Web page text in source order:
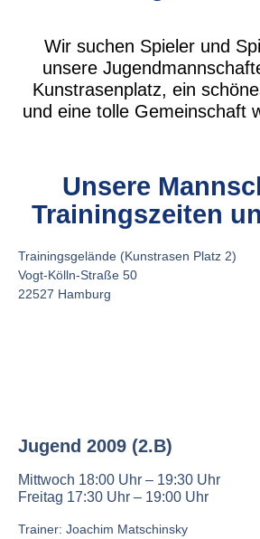
Wir suchen Spieler und
unsere
Kunstrasenplatz, ein
und eine tolle Gemeinschaft
Unsere
Trainingszeiten
Trainingsgelände (Kunstrasen Platz 2)
Vogt-Kölln-Straße 50
22527 Hamburg
Jugend 2009 (2.B)
Mittwoch 18:00 Uhr – 19:30 Uhr
Freitag 17:30 Uhr – 19:00 Uhr
Trainer: Joachim Matschinsky